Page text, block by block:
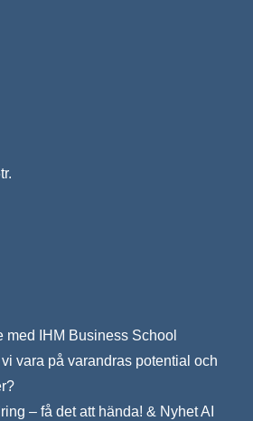
med IHM Business School
vara på varandras potential och
– få det att hända! & Nyhet AI